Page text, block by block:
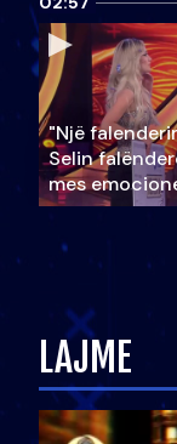
"Një
Selin
mes
LAJME